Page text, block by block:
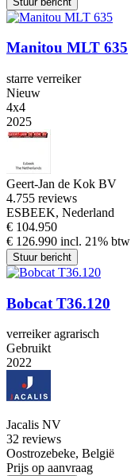
Manitou MLT 635
starre verreiker
Nieuw
4x4
2025
Geert-Jan de Kok BV
4.755 reviews
ESBEEK, Nederland
€ 104.950
€ 126.990 incl. 21% btw
Stuur bericht
Bobcat T36.120
verreiker agrarisch
Gebruikt
2022
Jacalis NV
32 reviews
Oostrozebeke, België
Prijs op aanvraag